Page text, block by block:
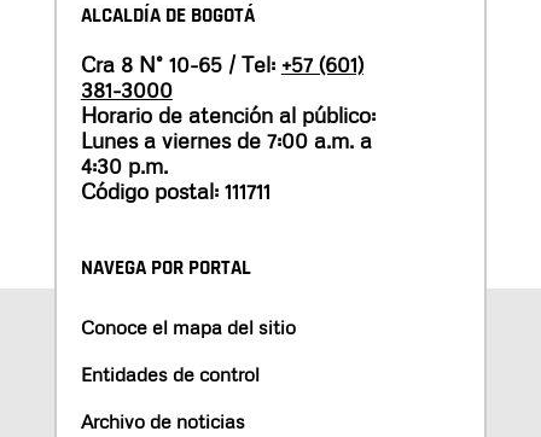
ALCALDÍA DE BOGOTÁ
Cra 8 N° 10-65 / Tel: +57 (601)
381-3000
Horario de atención al público:
Lunes a viernes de 7:00 a.m. a
4:30 p.m.
Código postal: 111711
NAVEGA POR PORTAL
Conoce el mapa del sitio
Entidades de control
Archivo de noticias